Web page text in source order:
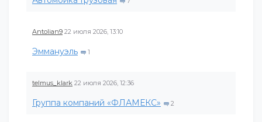
Antolian9 22 июля 2026, 13:10
Эммануэль 1
telmus_klark 22 июля 2026, 12:36
Группа компаний «ФЛАМЕКС» 2